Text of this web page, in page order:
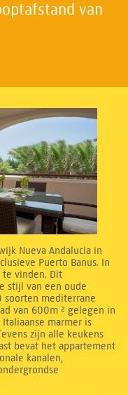
van
Nueva Andalucia in
Puerto Banus. In
vinden. Dit
stijl van een oude
soorten mediterrane
van 600m ² gelegen in
marmer is
zijn alle keukens
bevat het appartement
kanalen,